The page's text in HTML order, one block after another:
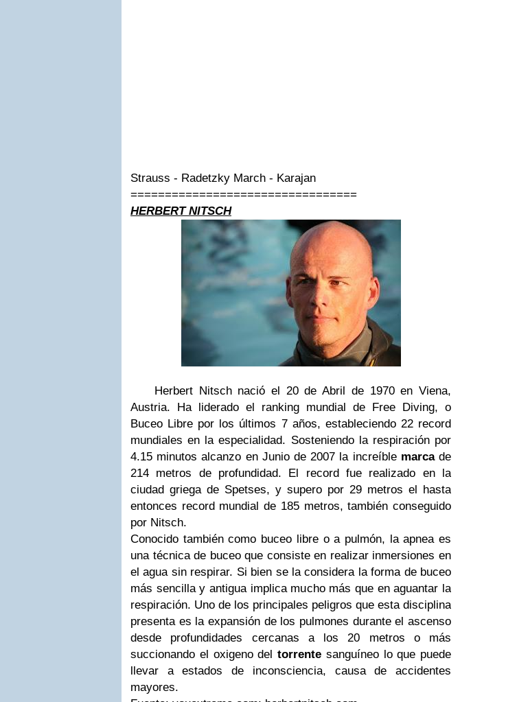
Strauss - Radetzky March - Karajan
=================================
HERBERT NITSCH
Herbert Nitsch nació el 20 de Abril de 1970 en Viena,
Austria. Ha liderado el ranking mundial de Free Diving, o
Buceo Libre por los últimos 7 años, estableciendo 22 record
mundiales en la especialidad. Sosteniendo la respiración por
4.15 minutos alcanzo en Junio de 2007 la increíble marcade
214 metros de profundidad. El record fue realizado en la
ciudad griega de Spetses, y supero por 29 metros el hasta
entonces record mundial de 185 metros, también conseguido
por Nitsch.
Conocido también como buceo libre o a pulmón, la apnea es
una técnica de buceo que consiste en realizar inmersiones en
el agua sin respirar. Si bien se la considera la forma de buceo
más sencilla y antigua implica mucho más que en aguantar la
respiración. Uno de los principales peligros que esta disciplina
presenta es la expansión de los pulmones durante el ascenso
desde profundidades cercanas a los 20 metros o más
succionando el oxigeno del torrente sanguíneo lo que puede
llevar a estados de inconsciencia, causa de accidentes
mayores.